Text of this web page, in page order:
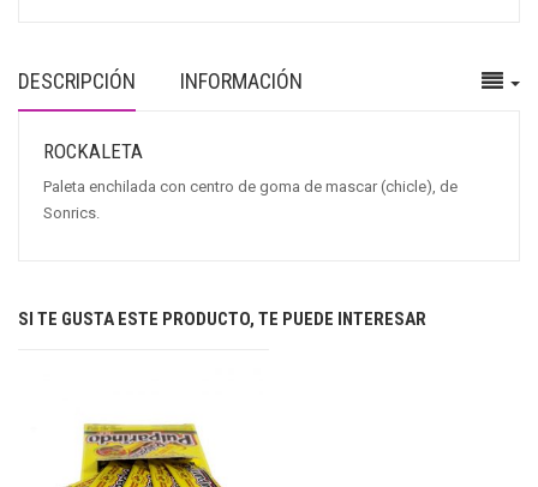
DESCRIPCIÓN INFORMACIÓN
ROCKALETA
Paleta enchilada con centro de goma de mascar (chicle), de
Sonrics.
SI TE GUSTA ESTE PRODUCTO, TE PUEDE INTERESAR